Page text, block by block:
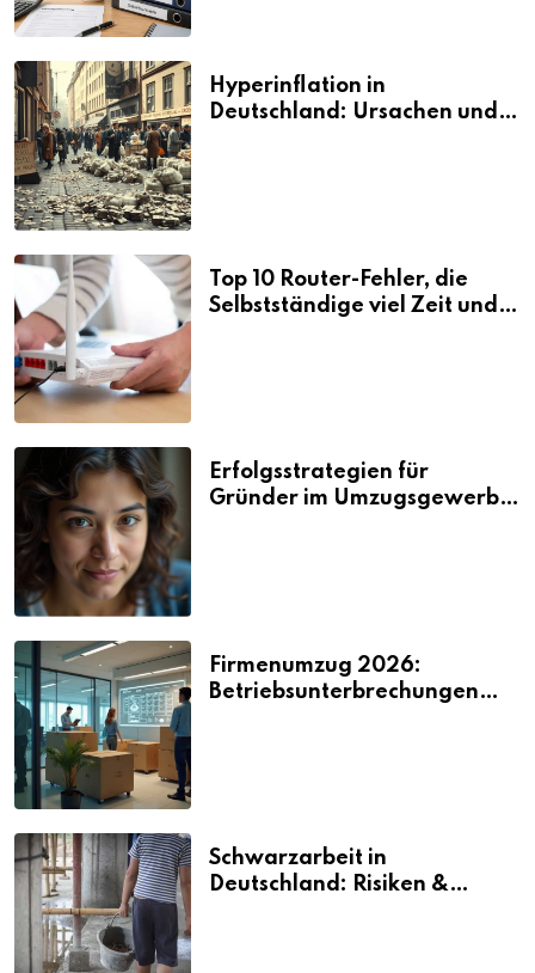
Hyperinflation in
Deutschland: Ursachen und
Top 10 Router-Fehler, die
Selbstständige viel Zeit und
Erfolgsstrategien für
Gründer im Umzugsgewerbe
Firmenumzug 2026:
Betriebsunterbrechungen
Schwarzarbeit in
Deutschland: Risiken &